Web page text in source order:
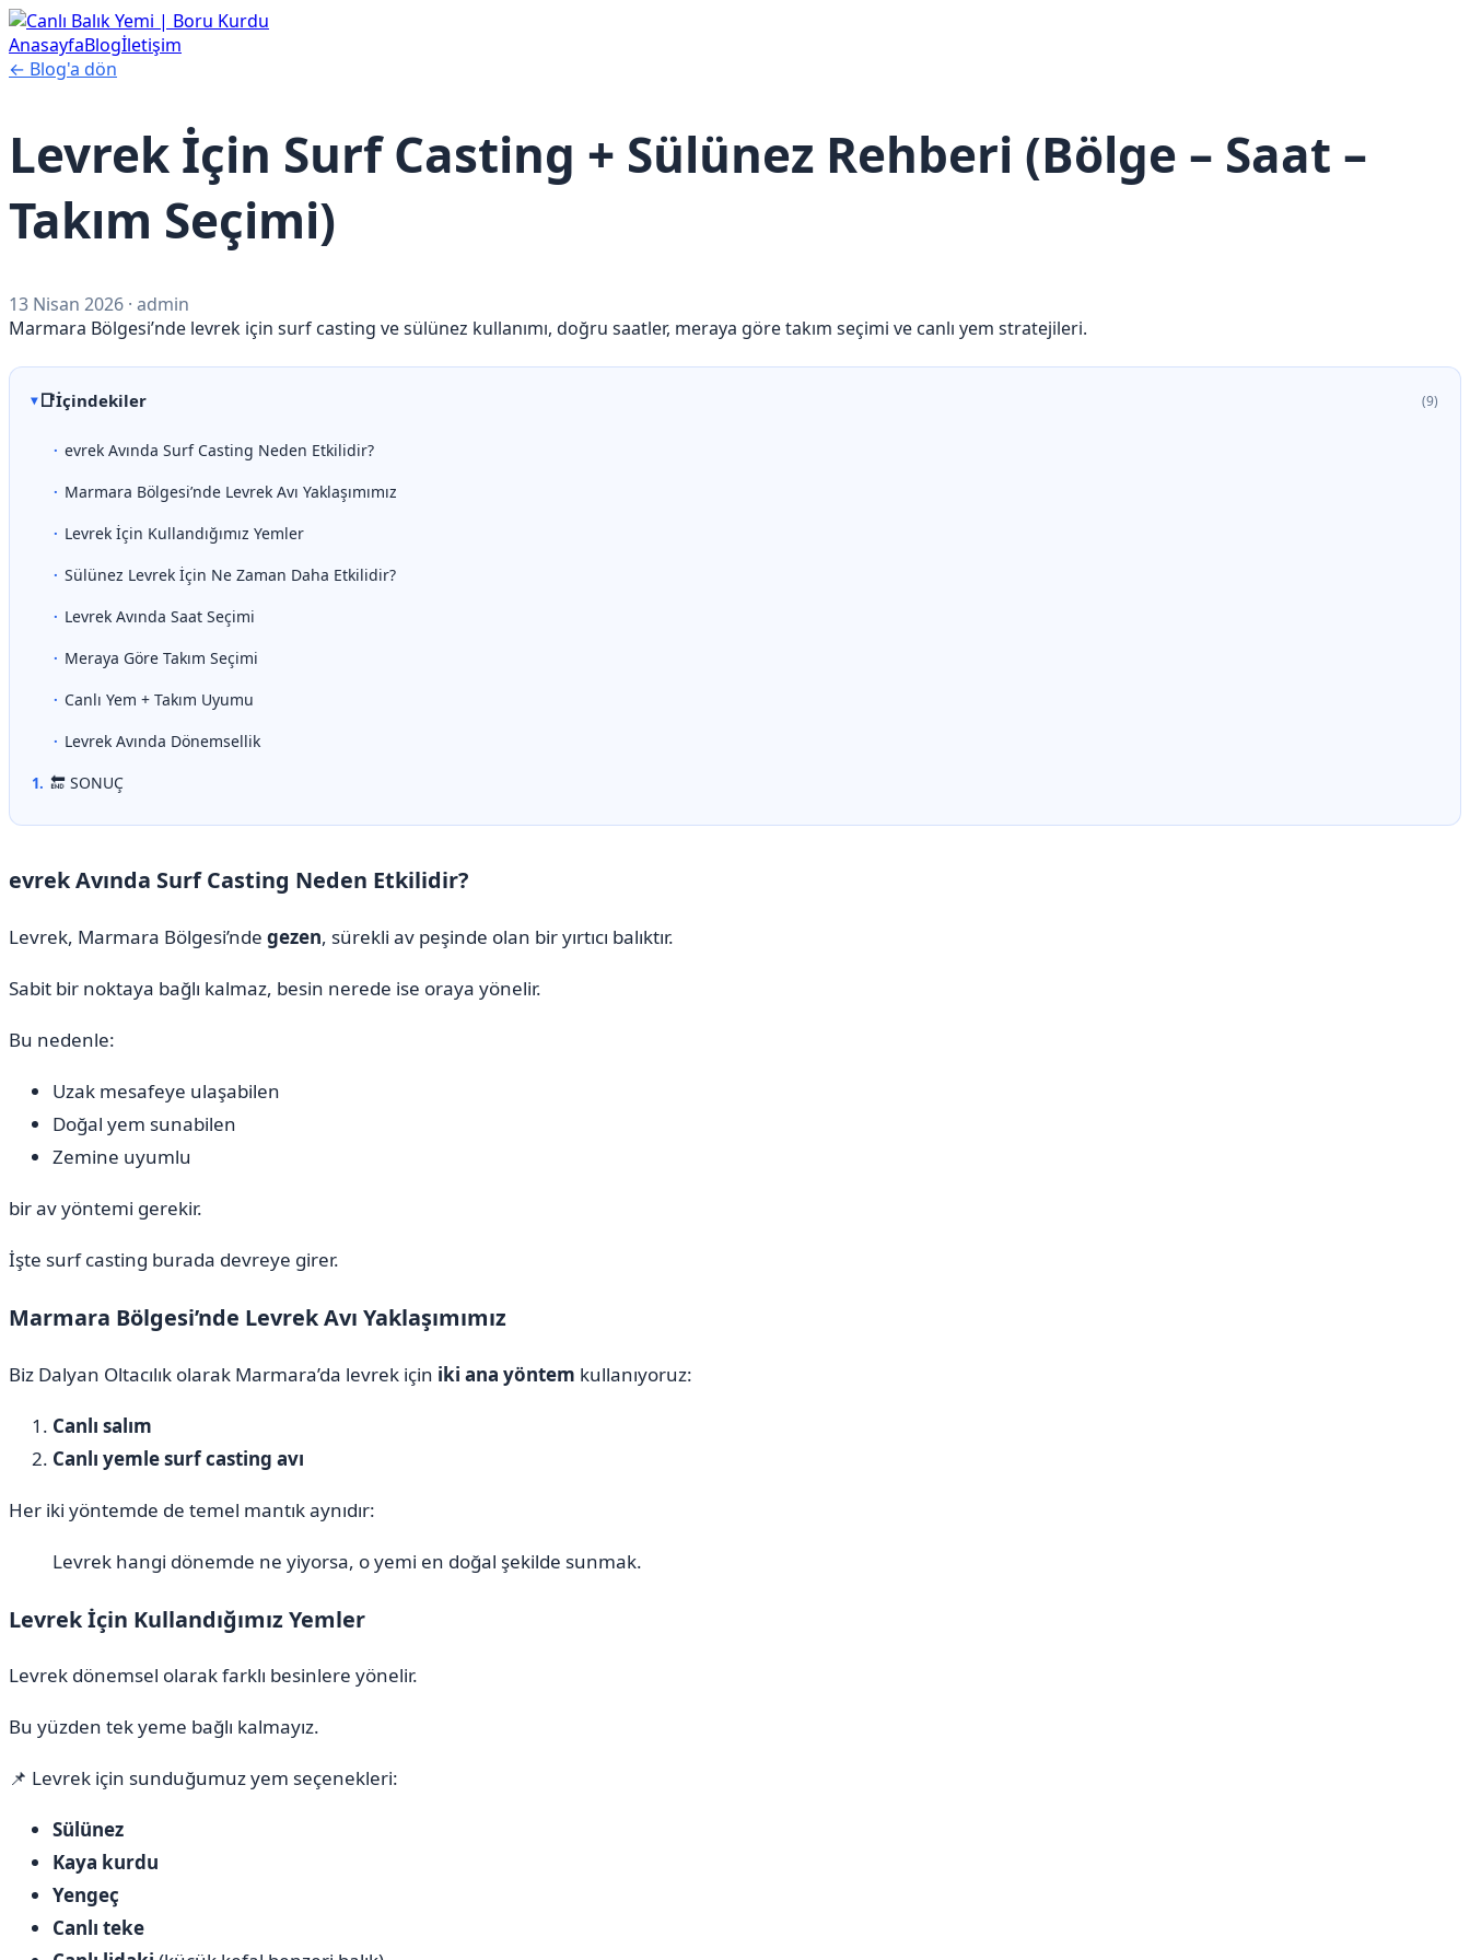
AnasayfaBlogİletişim
← Blog'a dön
Levrek İçin Surf Casting + Sülünez Rehberi (Bölge – Saat –
Takım Seçimi)
13 Nisan 2026 · admin
Marmara Bölgesi’nde levrek için surf casting ve sülünez kullanımı, doğru saatler, meraya göre takım seçimi ve canlı yem stratejileri.
📑İçindekiler (9)
evrek Avında Surf Casting Neden Etkilidir?
Marmara Bölgesi’nde Levrek Avı Yaklaşımımız
Levrek İçin Kullandığımız Yemler
Sülünez Levrek İçin Ne Zaman Daha Etkilidir?
Levrek Avında Saat Seçimi
Meraya Göre Takım Seçimi
Canlı Yem + Takım Uyumu
Levrek Avında Dönemsellik
🔚 SONUÇ
evrek Avında Surf Casting Neden Etkilidir?
Levrek, Marmara Bölgesi’nde gezen, sürekli av peşinde olan bir yırtıcı balıktır.
Sabit bir noktaya bağlı kalmaz, besin nerede ise oraya yönelir.
Bu nedenle:
Uzak mesafeye ulaşabilen
Doğal yem sunabilen
Zemine uyumlu
bir av yöntemi gerekir.
İşte surf casting burada devreye girer.
Marmara Bölgesi’nde Levrek Avı Yaklaşımımız
Biz Dalyan Oltacılık olarak Marmara’da levrek için iki ana yöntem kullanıyoruz:
Canlı salım
Canlı yemle surf casting avı
Her iki yöntemde de temel mantık aynıdır:
Levrek hangi dönemde ne yiyorsa, o yemi en doğal şekilde sunmak.
Levrek İçin Kullandığımız Yemler
Levrek dönemsel olarak farklı besinlere yönelir.
Bu yüzden tek yeme bağlı kalmayız.
📌 Levrek için sunduğumuz yem seçenekleri:
Sülünez
Kaya kurdu
Yengeç
Canlı teke